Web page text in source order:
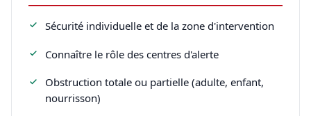
Sécurité individuelle et de la zone d'intervention
Connaître le rôle des centres d'alerte
Obstruction totale ou partielle (adulte, enfant,
nourrisson)